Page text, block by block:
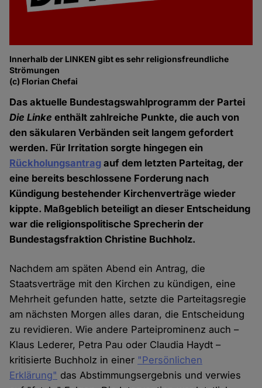
Innerhalb der LINKEN gibt es sehr religionsfreundliche
Strömungen
(c) Florian Chefai
Das aktuelle Bundestagswahlprogramm der Partei
Die Linke enthält zahlreiche Punkte, die auch von
den säkularen Verbänden seit langem gefordert
werden. Für Irritation sorgte hingegen ein
Rückholungsantrag auf dem letzten Parteitag, der
eine bereits beschlossene Forderung nach
Kündigung bestehender Kirchenverträge wieder
kippte. Maßgeblich beteiligt an dieser Entscheidung
war die religionspolitische Sprecherin der
Bundestagsfraktion Christine Buchholz.
Nachdem am späten Abend ein Antrag, die
Staatsverträge mit den Kirchen zu kündigen, eine
Mehrheit gefunden hatte, setzte die Parteitagsregie
am nächsten Morgen alles daran, die Entscheidung
zu revidieren. Wie andere Parteiprominenz auch –
Klaus Lederer, Petra Pau oder Claudia Haydt –
kritisierte Buchholz in einer "Persönlichen
Erklärung" das Abstimmungsergebnis und verwies